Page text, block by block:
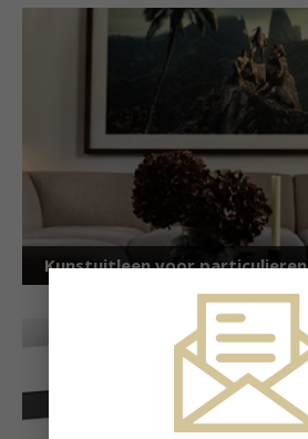
Kunstuitleen voor particulieren